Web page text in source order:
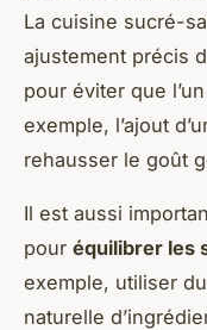
La cuisine sucré-
ajustement précis
pour éviter que
exemple, l’ajout
rehausser le goût
Il est aussi
pour équilibrer les
exemple, utiliser
naturelle